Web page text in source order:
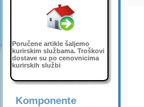
Poručene artikle šaljemo
kurirskim službama. Troškovi
dostave su po cenovnicima
kurirskih službi
Komponente